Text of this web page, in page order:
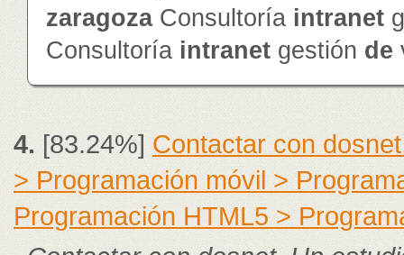
zaragozaConsultoría intranet
Consultoría intranet gestión de
4.[83.24%] Contactar con
> Programación móvil >
Programación HTML5 >